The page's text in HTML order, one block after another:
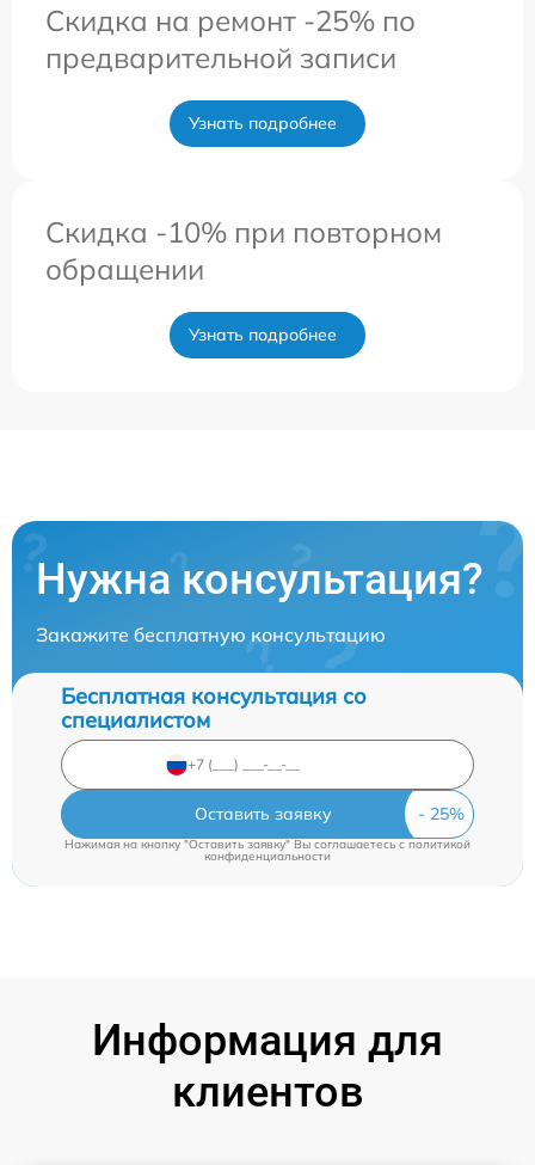
Скидка на ремонт -25% по
предварительной записи
Узнать подробнее
Скидка -10% при повторном
обращении
Узнать подробнее
Нужна консультация?
Закажите бесплатную консультацию
Бесплатная консультация со
специалистом
Оставить заявку
Нажимая на кнопку "Оставить заявку" Вы соглашаетесь cполитикой
конфиденциальности
Информация для
клиентов